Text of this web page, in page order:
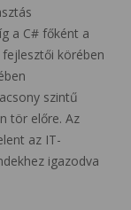
a C# főként a
körében
szintű
tör előre. Az
az IT-
igazodva